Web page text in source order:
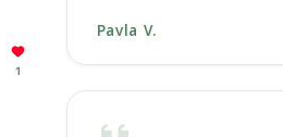
Pavla V.